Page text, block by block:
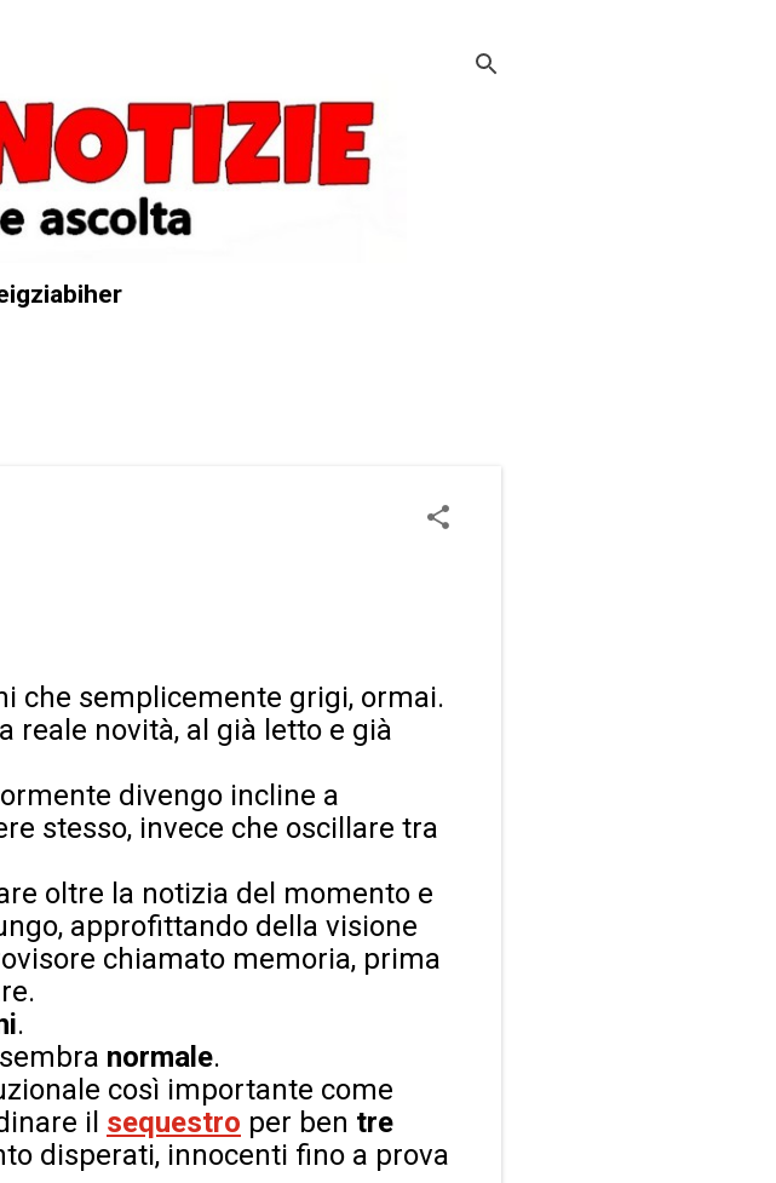
che semplicemente grigi, ormai.
reale novità, al già letto e già
divengo incline a
stesso, invece che oscillare tra
oltre la notizia del momento e
approfittando della visione
chiamato memoria, prima
.
normale.
così importante come
il sequestro per ben tre
disperati, innocenti fino a prova